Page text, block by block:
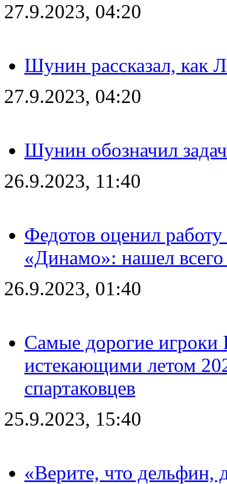
27.9.2023, 04:20
Шунин рассказал, как
27.9.2023, 04:20
Шунин обозначил
26.9.2023, 11:40
Федотов оценил
«Динамо»: нашел
26.9.2023, 01:40
Самые дорогие игроки
истекающими летом
спартаковцев
25.9.2023, 15:40
«Верите, что дельфин,